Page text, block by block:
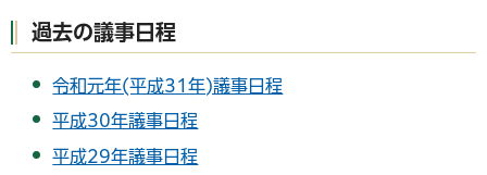
過去の議事日程
令和元年(平成31年)議事日程
平成30年議事日程
平成29年議事日程